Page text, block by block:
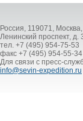
Россия, 119071, Москва,
Ленинский проспект, д.
тел. +7 (495) 954-75-53
факс +7 (495) 954-55-34
Для связи с пресс-
info@sevin-expedition.ru